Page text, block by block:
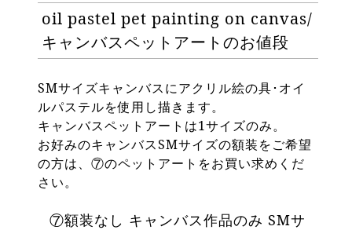
oil pastel pet painting on canvas/
キャンバスペットアートのお値段
SMサイズキャンバスにアクリル絵の具･オイ
ルパステルを使用し描きます。
キャンバスペットアートは1サイズのみ。
お好みのキャンバスSMサイズの額装をご希望
の方は、⑦のペットアートをお買い求めくだ
さい。
⑦額装なし キャンバス作品のみ SMサ